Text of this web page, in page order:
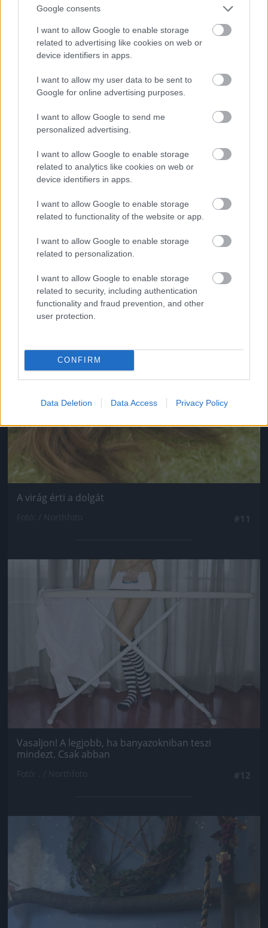
Google consents
I want to allow Google to enable storage
related to advertising like cookies on web or
device identifiers in apps.
I want to allow my user data to be sent to
Google for online advertising purposes.
I want to allow Google to send me
personalized advertising.
I want to allow Google to enable storage
related to analytics like cookies on web or
device identifiers in apps.
I want to allow Google to enable storage
related to functionality of the website or app.
I want to allow Google to enable storage
related to personalization.
I want to allow Google to enable storage
related to security, including authentication
functionality and fraud prevention, and other
user protection.
CONFIRM
Data Deletion Data Access Privacy Policy
Ha nincs férfi, csábítson el egy virágot!
Fotó: . / Northfoto
Jön még kép!
A virág érti a dolgát
Jön még kép!
Vasaljon! A legjobb, ha banyazokniban teszi
mindezt. Csak abban
Jön még kép!